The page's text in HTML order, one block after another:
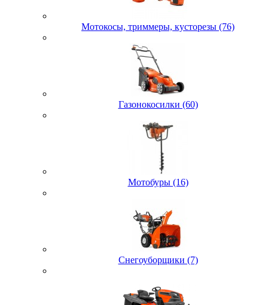
Мотокосы, триммеры, кусторезы (76)
Газонокосилки (60)
Мотобуры (16)
Снегоуборщики (7)